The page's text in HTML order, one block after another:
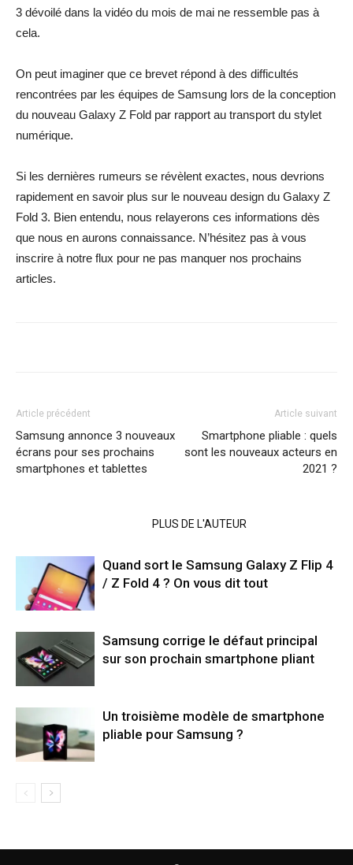
3 dévoilé dans la vidéo du mois de mai ne ressemble pas à
cela.
On peut imaginer que ce brevet répond à des difficultés
rencontrées par les équipes de Samsung lors de la conception
du nouveau Galaxy Z Fold par rapport au transport du stylet
numérique.
Si les dernières rumeurs se révèlent exactes, nous devrions
rapidement en savoir plus sur le nouveau design du Galaxy Z
Fold 3. Bien entendu, nous relayerons ces informations dès
que nous en aurons connaissance. N’hésitez pas à vous
inscrire à notre flux pour ne pas manquer nos prochains
articles.
Article précédent
Samsung annonce 3 nouveaux
écrans pour ses prochains
smartphones et tablettes
Article suivant
Smartphone pliable : quels
sont les nouveaux acteurs en
2021 ?
PLUS DE L'AUTEUR
Quand sort le Samsung Galaxy Z Flip 4
/ Z Fold 4 ? On vous dit tout
Samsung corrige le défaut principal
sur son prochain smartphone pliant
Un troisième modèle de smartphone
pliable pour Samsung ?